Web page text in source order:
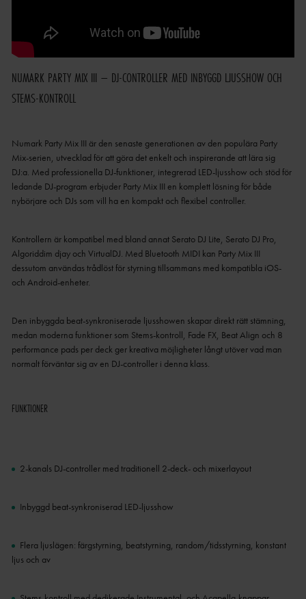
NUMARK PARTY MIX III – DJ-CONTROLLER MED INBYGGD LJUSSHOW OCH
STEMS-KONTROLL
Numark Party Mix III är den senaste generationen av den populära Party
Mix-serien, utvecklad för att göra det enkelt och inspirerande att lära sig
DJ:a. Med professionella DJ-funktioner, integrerad LED-ljusshow och stöd för
ledande DJ-program erbjuder Party Mix III en komplett lösning för både
nybörjare och DJs som vill ha en kompakt och flexibel controller.
Kontrollern är kompatibel med bland annat Serato DJ Lite, Serato DJ Pro,
Algoriddim djay och VirtualDJ. Med Bluetooth MIDI kan Party Mix III
dessutom användas trådlöst för styrning tillsammans med kompatibla iOS-
och Android-enheter.
Den inbyggda beat-synkroniserade ljusshowen skapar direkt rätt stämning,
medan moderna funktioner som Stems-kontroll, Fade FX, Beat Align och 8
performance pads per deck ger kreativa möjligheter långt utöver vad man
normalt förväntar sig av en DJ-controller i denna klass.
FUNKTIONER
2-kanals DJ-controller med traditionell 2-deck- och mixerlayout
Inbyggd beat-synkroniserad LED-ljusshow
Flera ljuslägen: färgstyrning, beatstyrning, random/tidsstyrning, konstant
ljus och av